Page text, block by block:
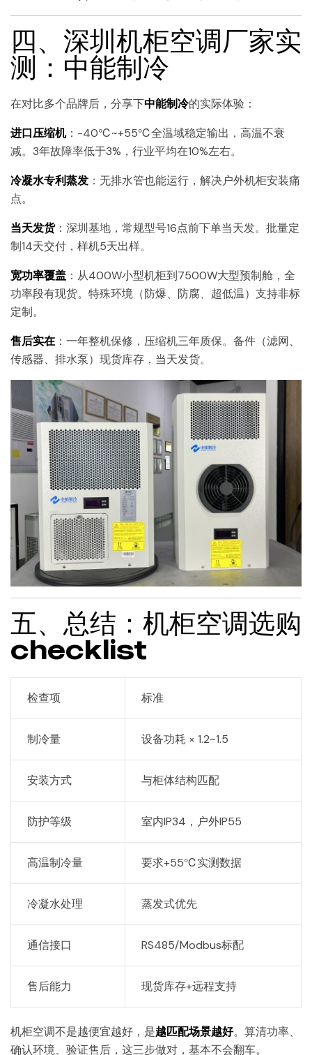
四、深圳机柜空调厂家实
测：中能制冷
在对比多个品牌后，分享下中能制冷的实际体验：
进口压缩机：-40℃~+55℃全温域稳定输出，高温不衰
减。3年故障率低于3%，行业平均在10%左右。
冷凝水专利蒸发 ：无排水管也能运行，解决户外机柜安装痛
点。
当天发货：深圳基地，常规型号16点前下单当天发。批量定
制14天交付，样机5天出样。
宽功率覆盖 ：从400W小型机柜到7500W大型预制舱，全
功率段有现货。特殊环境（防爆、防腐、超低温）支持非标
定制。
售后实在 ：一年整机保修，压缩机三年质保。备件（滤网、
传感器、排水泵）现货库存，当天发货。
五、总结：机柜空调选购
checklist
检查项 标准
制冷量 设备功耗 × 1.2~1.5
安装方式 与柜体结构匹配
防护等级 室内IP34，户外IP55
高温制冷量 要求+55℃实测数据
冷凝水处理 蒸发式优先
通信接口 RS485/Modbus标配
售后能力 现货库存+远程支持
机柜空调不是越便宜越好，是越匹配场景越好。算清功率、
确认环境、验证售后，这三步做对，基本不会翻车。